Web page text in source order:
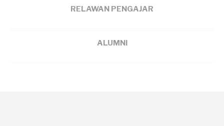
RELAWAN PENGAJAR
ALUMNI